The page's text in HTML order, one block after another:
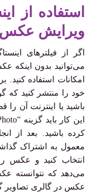
استفاده از
ویرایش عکس
اگر از فیلترهای
می‌توانید بدون اینکه
امکانات استفاده کنید.
خود را منتشر کنید که
باشید یا اینترنت آن
کرده باشید. بعد از
معمول به اشتراک
انتخاب کنید و عکس
می‌دهد که نتوانسته
عکس در گالری